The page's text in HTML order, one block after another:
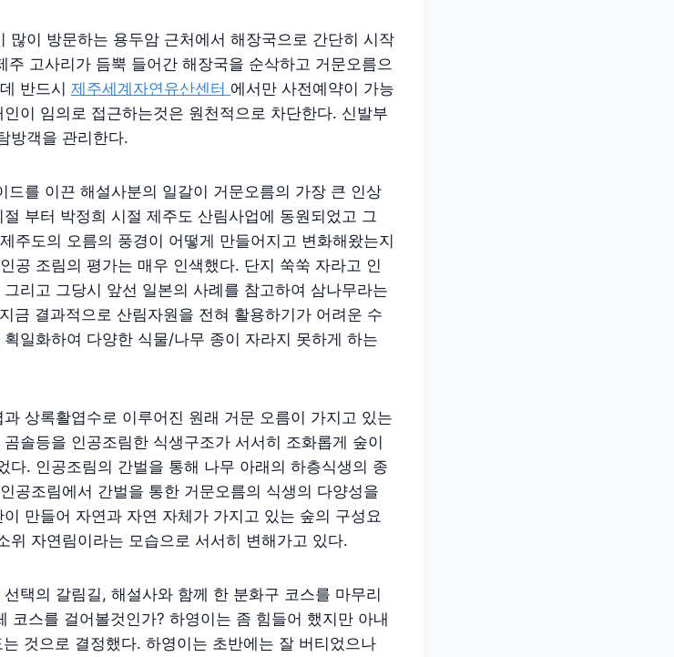
많이 방문하는 용두암 근처에서 해장국으로 간단히 시작
고사리가 듬뿍 들어간 해장국을 순삭하고 거문오름으
반드시 제주세계자연유산센터 에서만 사전예약이 가능
이 임의로 접근하는것은 원천적으로 차단한다. 신발부
방객을 관리한다.
드를 이끈 해설사분의 일갈이 거문오름의 가장 큰 인상
부터 박정희 시절 제주도 산림사업에 동원되었고 그
주도의 오름의 풍경이 어떻게 만들어지고 변화해왔는지
공 조림의 평가는 매우 인색했다. 단지 쑥쑥 자라고 인
리고 그당시 앞선 일본의 사례를 참고하여 삼나무라는
금 결과적으로 산림자원을 전혀 활용하기가 어려운 수
일화하여 다양한 식물/나무 종이 자라지 못하게 하는
상록활엽수로 이루어진 원래 거문 오름이 가지고 있는
솔등을 인공조림한 식생구조가 서서히 조화롭게 숲이
다. 인공조림의 간벌을 통해 나무 아래의 하층식생의 종
공조림에서 간벌을 통한 거문오름의 식생의 다양성을
만들어 자연과 자연 자체가 가지고 있는 숲의 구성요
위 자연림이라는 모습으로 서서히 변해가고 있다.
택의 갈림길, 해설사와 함께 한 분화구 코스를 마무리
코스를 걸어볼것인가? 하영이는 좀 힘들어 했지만 아내
것으로 결정했다. 하영이는 초반에는 잘 버티었으나